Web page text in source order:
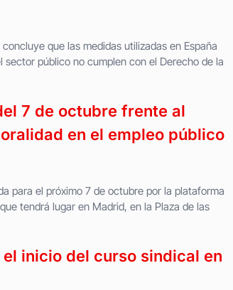
que las medidas utilizadas en España
público no cumplen con el Derecho de la
7 de octubre frente al
en el empleo público
para el próximo 7 de octubre por la plataforma
tendrá lugar en Madrid, en la Plaza de las
el inicio del curso sindical en